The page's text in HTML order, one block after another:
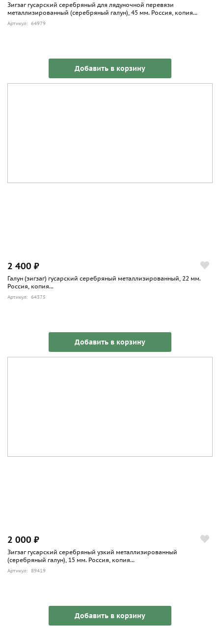
Зигзаг гусарский серебряный для лядуночной перевязи
металлизированный (серебряный галун), 45 мм. Россия, копия...
Артикул: 64979
Добавить в корзину
2 400 ₽
Галун (зигзаг) гусарский серебряный металлизированный, 22 мм.
Россия, копия...
Артикул: 64375
Добавить в корзину
2 000 ₽
Зигзаг гусарский серебряный узкий металлизированный
(серебряный галун), 15 мм. Россия, копия...
Артикул: 89419
Добавить в корзину